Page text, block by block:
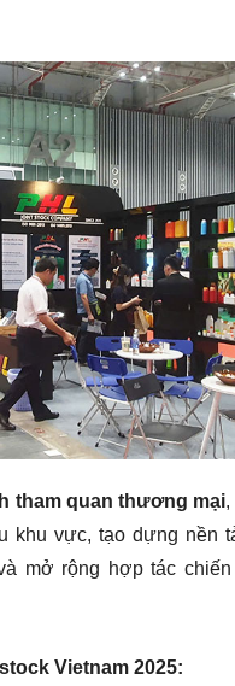
tham quan thương mại,
khu vực, tạo dựng nền
mở rộng hợp tác
Vietnam 2025: